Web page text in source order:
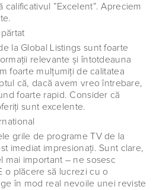
calificativul ”Excelent”. Apreciem
la Global Listings sunt foarte
relevante şi întotdeauna
foarte mulţumiţi de calitatea
că, dacă avem vreo întrebare,
foarte rapid. Consider că
sunt excelente.
grile de programe TV de la
imediat impresionaţi. Sunt clare,
mai important – ne sosesc
o plăcere să lucrezi cu o
în mod real nevoile unei reviste